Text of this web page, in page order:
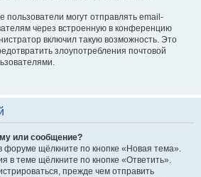
пользователи могут отправлять email-
через встроенную в конференцию
включил такую возможность. Это
злоупотребления почтовой
или сообщение?
форуме щёлкните по кнопке «Новая тема».
в теме щёлкните по кнопке «Ответить».
прежде чем отправить